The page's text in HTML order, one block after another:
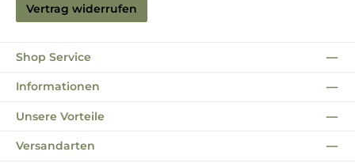
Vertrag widerrufen
Shop Service
Informationen
Unsere Vorteile
Versandarten